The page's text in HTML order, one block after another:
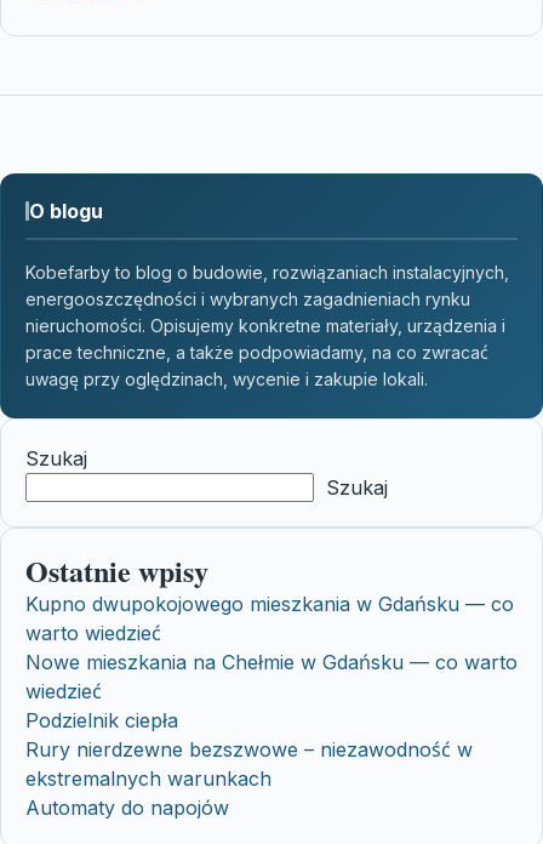
O blogu
Kobefarby to blog o budowie, rozwiązaniach instalacyjnych,
energooszczędności i wybranych zagadnieniach rynku
nieruchomości. Opisujemy konkretne materiały, urządzenia i
prace techniczne, a także podpowiadamy, na co zwracać
uwagę przy oględzinach, wycenie i zakupie lokali.
Szukaj
Szukaj
Ostatnie wpisy
Kupno dwupokojowego mieszkania w Gdańsku — co
warto wiedzieć
Nowe mieszkania na Chełmie w Gdańsku — co warto
wiedzieć
Podzielnik ciepła
Rury nierdzewne bezszwowe – niezawodność w
ekstremalnych warunkach
Automaty do napojów